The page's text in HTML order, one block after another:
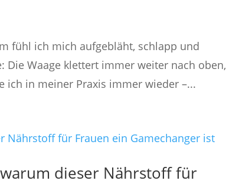
fühl ich mich aufgebläht, schlapp und
Waage klettert immer weiter nach oben,
ich in meiner Praxis immer wieder –...
dieser Nährstoff für